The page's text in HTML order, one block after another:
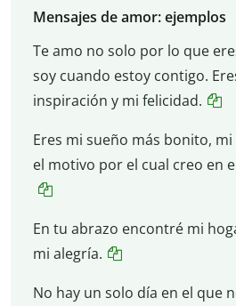
Mensajes de amor: ejemplos
Te amo no solo por lo que
soy cuando estoy contigo.
inspiración y mi felicidad.
Eres mi sueño más bonito,
el motivo por el cual creo en
En tu abrazo encontré mi
mi alegría.
No hay un solo día en el que